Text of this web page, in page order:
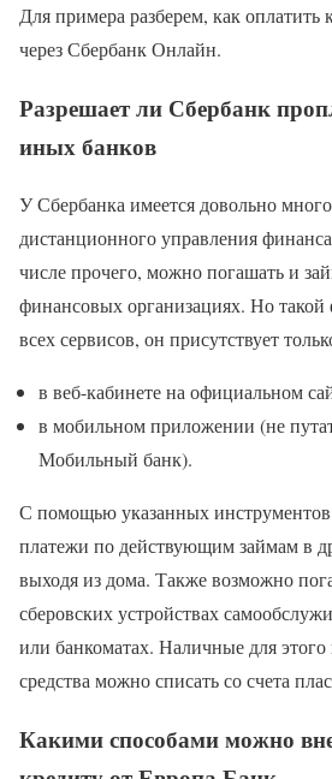
Для примера разберем, как оплатить
через Сбербанк Онлайн.
Разрешает ли Сбербанк
иных банков
У Сбербанка имеется довольно
дистанционного управления
числе прочего, можно погашать и
финансовых организациях. Но такой
всех сервисов, он присутствует
в веб-кабинете на официальном
в мобильном приложении (не
Мобильный банк).
С помощью указанных
платежи по действующим займам в
выходя из дома. Также возможно
сберовских устройствах
или банкоматах. Наличные для этого
средства можно списать со счета
Какими способами можно